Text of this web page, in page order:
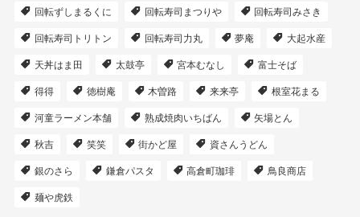
回転ずしまるくに 回転寿司まつりや 回転寿司みさき
回転寿司トリトン 回転寿司力丸 夢庵 大起水産
天丼はま田 太鼓亭 宮本むなし 富士そば
得得 徳樹庵 木曽路 来来亭 根室花まる
河童ラーメン本舗 熟成焼肉いちばん 矢場とん
秋吉 笑笑 街かど屋 資さんうどん
銀のさら 鎌倉パスタ 高倉町珈琲 鳥良商店
麺や虎鉄